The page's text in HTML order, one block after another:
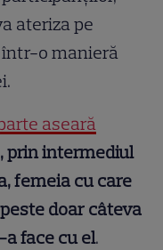
ateriza pe
o manieră
aseară
prin intermediul
femeia cu care
doar câteva
face cu el.